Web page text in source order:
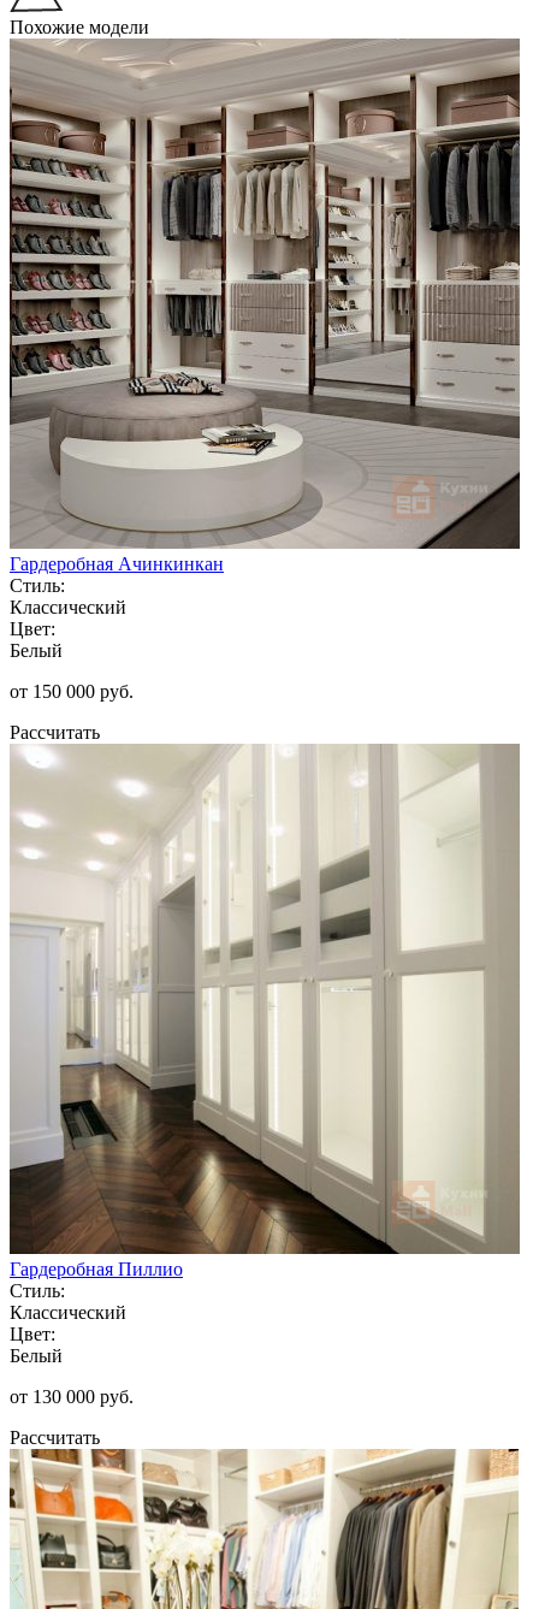
Похожие модели
Гардеробная Ачинкинкан
Стиль:
Классический
Цвет:
Белый
от 150 000 руб.
Рассчитать
Гардеробная Пиллио
Стиль:
Классический
Цвет:
Белый
от 130 000 руб.
Рассчитать